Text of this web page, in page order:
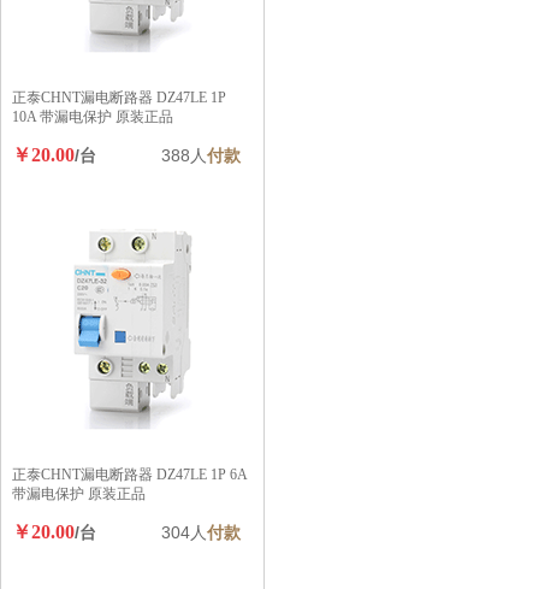
正泰CHNT漏电断路器 DZ47LE 1P
10A 带漏电保护 原装正品
￥20.00/台 388人付款
正泰CHNT漏电断路器 DZ47LE 1P 6A
带漏电保护 原装正品
￥20.00/台 304人付款